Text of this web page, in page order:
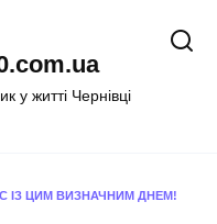
у житті Чернівці
ІЗ ЦИМ ВИЗНАЧНИМ ДНЕМ!